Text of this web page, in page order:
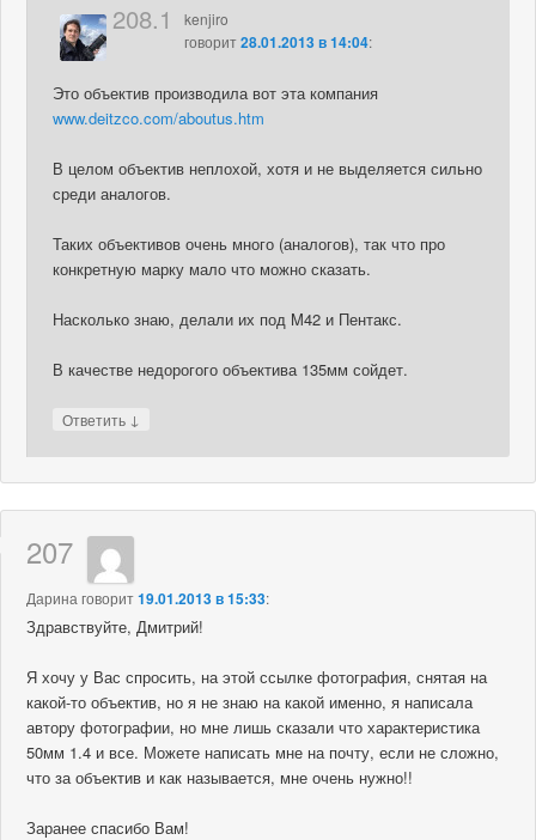
208.1
kenjiro
говорит 28.01.2013 в 14:04:
Это объектив производила вот эта компания
www.deitzco.com/aboutus.htm
В целом объектив неплохой, хотя и не выделяется сильно
среди аналогов.
Таких объективов очень много (аналогов), так что про
конкретную марку мало что можно сказать.
Насколько знаю, делали их под M42 и Пентакс.
В качестве недорогого объектива 135мм сойдет.
Ответить ↓
207
Дарина говорит19.01.2013 в 15:33:
Здравствуйте, Дмитрий!
Я хочу у Вас спросить, на этой ссылке фотография, снятая на
какой-то объектив, но я не знаю на какой именно, я написала
автору фотографии, но мне лишь сказали что характеристика
50мм 1.4 и все. Можете написать мне на почту, если не сложно,
что за объектив и как называется, мне очень нужно!!
Заранее спасибо Вам!